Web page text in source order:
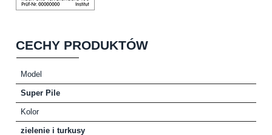
CECHY PRODUKTÓW
Model
Super Pile
Kolor
zielenie i turkusy